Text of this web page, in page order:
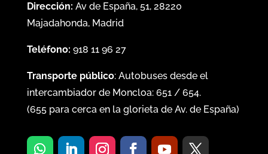
Dirección: Av de España, 51, 28220
Majadahonda, Madrid
Teléfono: 918 11 96 27
Transporte público: Autobuses desde el
intercambiador de Moncloa: 651/ 654.
(655para cerca en la glorieta de Av. de España)